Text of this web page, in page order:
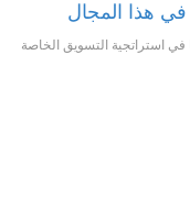
هذا المجال
استراتجية التسويق الخاصة